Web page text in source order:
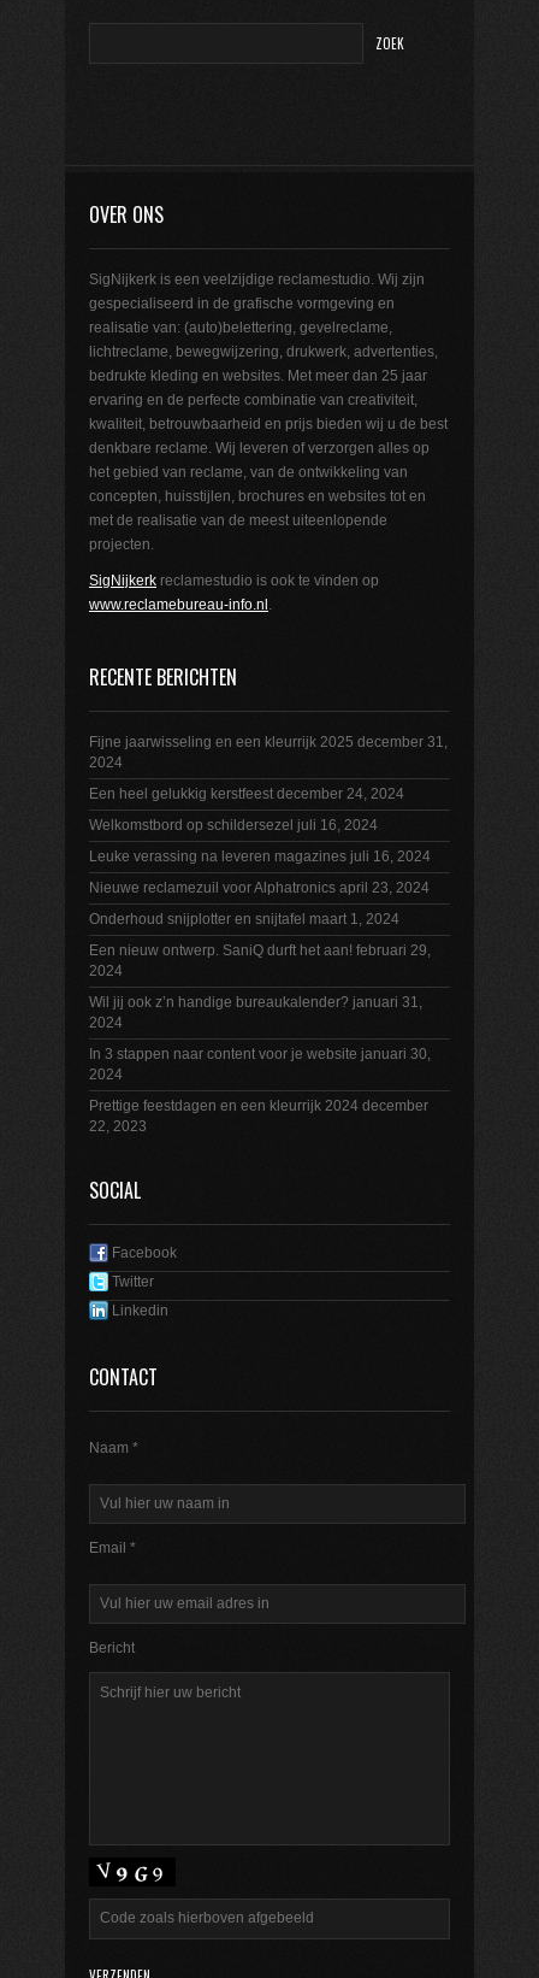
OVER ONS
SigNijkerk is een veelzijdige reclamestudio. Wij zijn
gespecialiseerd in de grafische vormgeving en
realisatie van: (auto)belettering, gevelreclame,
lichtreclame, bewegwijzering, drukwerk, advertenties,
bedrukte kleding en websites. Met meer dan 25 jaar
ervaring en de perfecte combinatie van creativiteit,
kwaliteit, betrouwbaarheid en prijs bieden wij u de best
denkbare reclame. Wij leveren of verzorgen alles op
het gebied van reclame, van de ontwikkeling van
concepten, huisstijlen, brochures en websites tot en
met de realisatie van de meest uiteenlopende
projecten.
SigNijkerk reclamestudio is ook te vinden op
www.reclamebureau-info.nl
RECENTE BERICHTEN
Fijne jaarwisseling en een kleurrijk 2025 december 31,
2024
Een heel gelukkig kerstfeest december 24, 2024
Welkomstbord op schildersezel juli 16, 2024
Leuke verassing na leveren magazines juli 16, 2024
Nieuwe reclamezuil voor Alphatronics april 23, 2024
Onderhoud snijplotter en snijtafel maart 1, 2024
Een nieuw ontwerp. SaniQ durft het aan! februari 29,
2024
Wil jij ook z’n handige bureaukalender? januari 31,
2024
In 3 stappen naar content voor je website januari 30,
2024
Prettige feestdagen en een kleurrijk 2024 december
22, 2023
SOCIAL
Facebook
Twitter
Linkedin
CONTACT
Naam *
Email *
Bericht